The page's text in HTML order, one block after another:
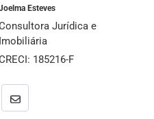
Esteves
Jurídica e
Imobiliária
185216-F